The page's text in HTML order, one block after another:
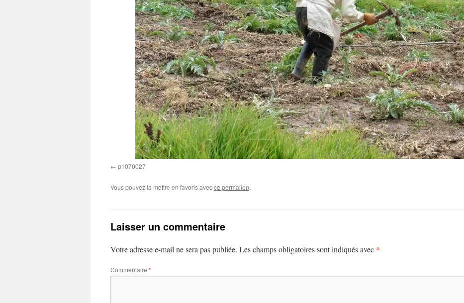
p1070027
Vous pouvez la mettre en favoris avecce permalien.
Laisser un commentaire
Votre adresse e-mail ne sera pas publiée. Les champs obligatoires sont indiqués avec *
Commentaire *